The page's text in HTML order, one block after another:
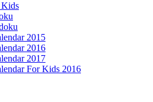
2015
2016
2017
For Kids 2016